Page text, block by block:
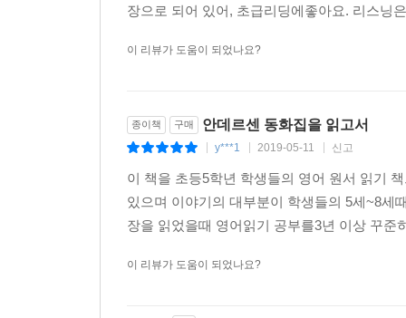
장으로 되어 있어, 초급리딩에좋아요. 리스닝
이 리뷰가 도움이 되었나요?
종이책 구매 안데르센 동화집을 읽고서
y***1 2019-05-11 신고
이 책을 초등5학년 학생들의 영어 원서 읽기
있으며 이야기의 대부분이 학생들의 5세~8세
장을 읽었을때 영어읽기 공부를3년 이상 꾸
이 리뷰가 도움이 되었나요?